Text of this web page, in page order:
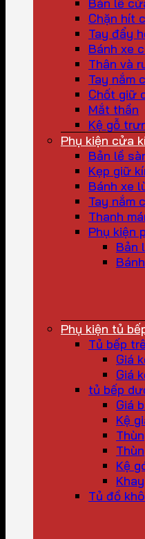
Chặn hít
Tay đẩy
Bánh xe
Thân và
Tay nắm
Chốt giữ
Mắt thần
Kệ gỗ
Phụ kiện cửa
Bản lề
Kẹp giữ
Bánh xe
Tay nắm
Thanh
Phụ kiện
Bản
Phụ kiện tủ
Tủ bếp
Giá
Giá
tủ bếp
Giá
Kệ
Kệ
Tủ đồ khô